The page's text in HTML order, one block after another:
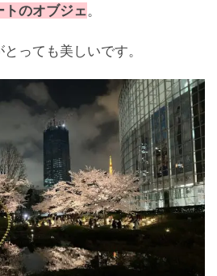
トのオブジェ。
っても美しいです。